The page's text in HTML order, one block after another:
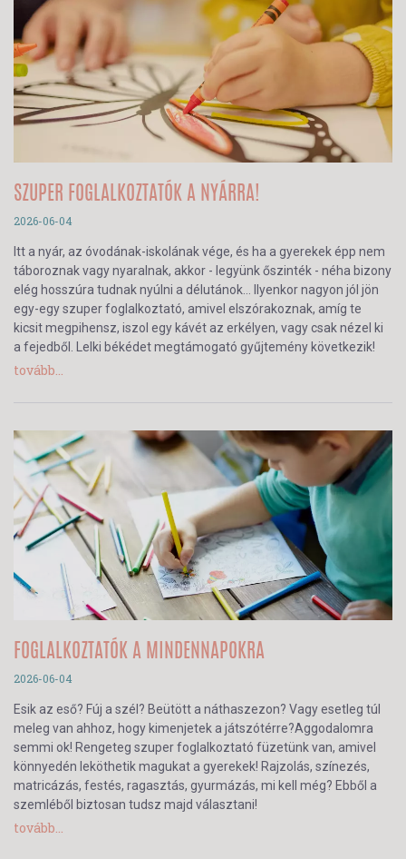
SZUPER FOGLALKOZTATÓK A NYÁRRA!
2026-06-04
Itt a nyár, az óvodának-iskolának vége, és ha a gyerekek épp nem
táboroznak vagy nyaralnak, akkor - legyünk őszinték - néha bizony
elég hosszúra tudnak nyúlni a délutánok… Ilyenkor nagyon jól jön
egy-egy szuper foglalkoztató, amivel elszórakoznak, amíg te
kicsit megpihensz, iszol egy kávét az erkélyen, vagy csak nézel ki
a fejedből. Lelki békédet megtámogató gyűjtemény következik!
tovább...
FOGLALKOZTATÓK A MINDENNAPOKRA
2026-06-04
Esik az eső? Fúj a szél? Beütött a náthaszezon? Vagy esetleg túl
meleg van ahhoz, hogy kimenjetek a játszótérre?Aggodalomra
semmi ok! Rengeteg szuper foglalkoztató füzetünk van, amivel
könnyedén leköthetik magukat a gyerekek! Rajzolás, színezés,
matricázás, festés, ragasztás, gyurmázás, mi kell még? Ebből a
szemléből biztosan tudsz majd választani!
tovább...